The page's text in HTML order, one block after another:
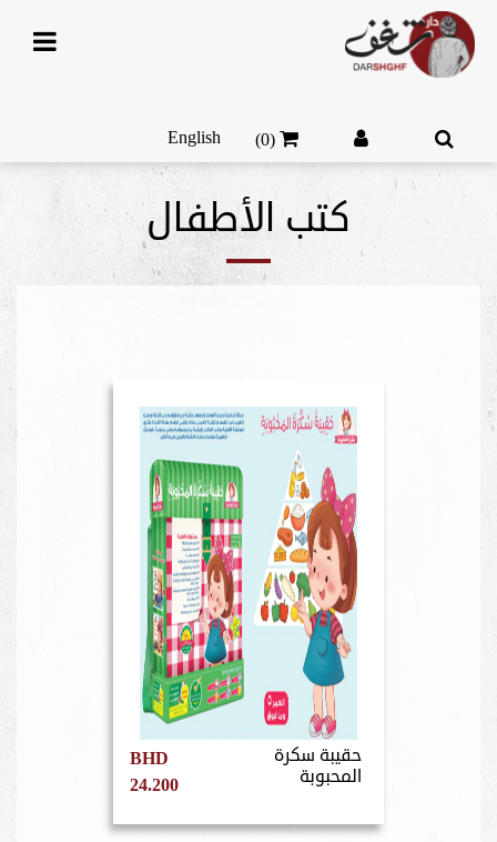
(0)
English
كتب الأطفال
حقيبة سكرة
المحبوبة
BHD
24.200